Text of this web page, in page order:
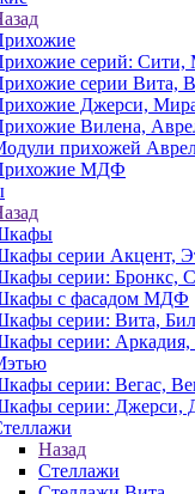
серий: Сити,
серии Вита,
Джерси,
Вилена,
прихожей
МДФ
серии Акцент,
серии: Бронкс,
с фасадом МДФ
серии: Вита,
серии: Аркадия,
серии: Вегас,
серии: Джерси,
Назад
Стеллажи